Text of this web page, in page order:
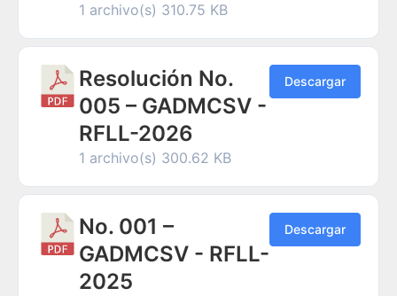
1 archivo(s) 310.75 KB
Resolución No.
005 – GADMCSV -
RFLL-2026
1 archivo(s) 300.62 KB
Descargar
No. 001 –
GADMCSV - RFLL-
2025
Descargar